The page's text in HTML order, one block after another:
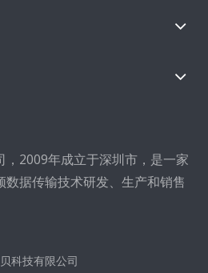
2009年成立于深圳市，是一家
据传输技术研发、生产和销售
科技有限公司